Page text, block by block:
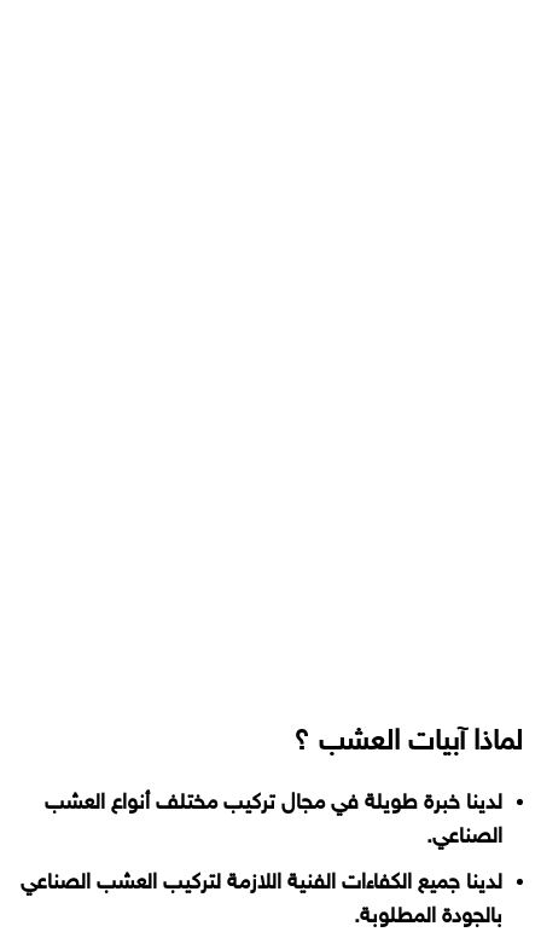
لماذا آبيات العشب ؟
لدينا خبرة طويلة في مجال تركيب مختلف أنواع العشب
الصناعي.
لدينا جميع الكفاءات الفنية اللازمة لتركيب العشب الصناعي
بالجودة المطلوبة.